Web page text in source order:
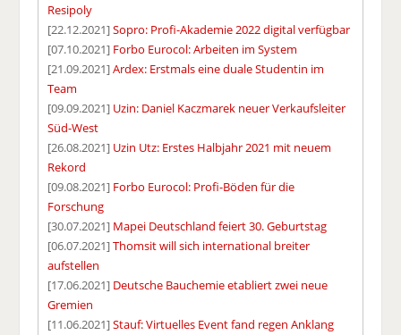
Resipoly
[22.12.2021]Sopro: Profi-Akademie 2022 digital verfügbar
[07.10.2021] Forbo Eurocol: Arbeiten im System
[21.09.2021]Ardex: Erstmals eine duale Studentin im
Team
[09.09.2021] Uzin: Daniel Kaczmarek neuer Verkaufsleiter
Süd-West
[26.08.2021] Uzin Utz: Erstes Halbjahr 2021 mit neuem
Rekord
[09.08.2021] Forbo Eurocol: Profi-Böden für die
Forschung
[30.07.2021] Mapei Deutschland feiert 30. Geburtstag
[06.07.2021]Thomsit will sich international breiter
aufstellen
[17.06.2021] Deutsche Bauchemie etabliert zwei neue
Gremien
[11.06.2021]Stauf: Virtuelles Event fand regen Anklang